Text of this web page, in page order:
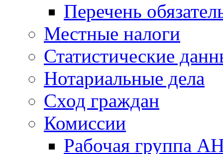
Перечень
Местные налоги
Статистические
Нотариальные дела
Сход граждан
Комиссии
Рабочая группа